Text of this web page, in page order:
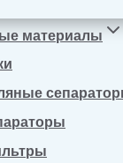
материалы